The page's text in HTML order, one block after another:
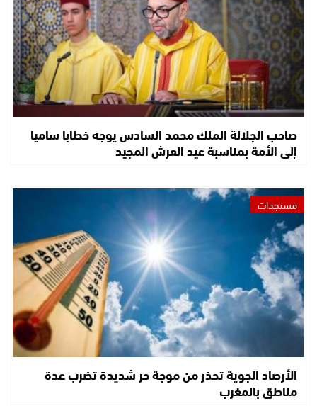
صاحب الجلالة الملك محمد السادس يوجه خطابا ساميا
إلى الأمة بمناسبة عيد العرش المجيد
مستجدات
الأرصاد الجوية تحذر من موجة حر شديدة تضرب عدة
مناطق بالمغرب